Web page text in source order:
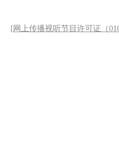
[网上传播视听节目许可证（